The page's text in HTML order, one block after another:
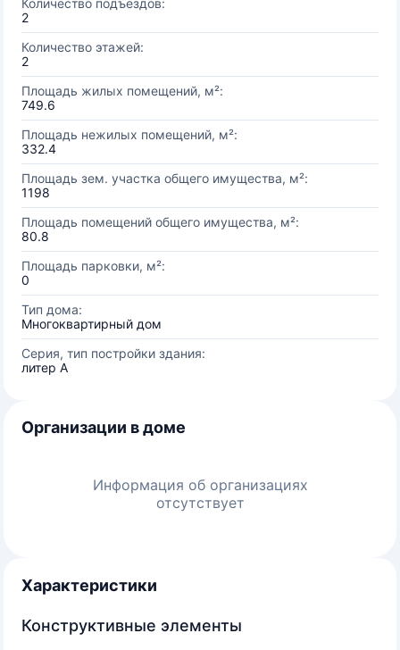
Количество подъездов:
2
Количество этажей:
2
Площадь жилых помещений, м²:
749.6
Площадь нежилых помещений, м²:
332.4
Площадь зем. участка общего имущества, м²:
1198
Площадь помещений общего имущества, м²:
80.8
Площадь парковки, м²:
0
Тип дома:
Многоквартирный дом
Серия, тип постройки здания:
литер А
Организации в доме
Информация об организациях
отсутствует
Характеристики
Конструктивные элементы